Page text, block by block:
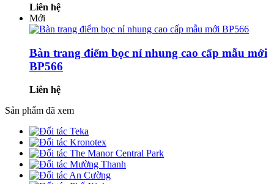
Liên hệ
Mới
Bàn trang điểm bọc nỉ nhung cao cấp mẫu mới
BP566
Liên hệ
Sản phẩm đã xem